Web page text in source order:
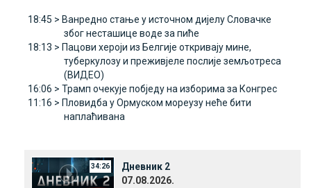
18:45 > Ванредно стање у источном дијелу Словачке
због несташице воде за пиће
18:13 > Пацови хероји из Белгије откривају мине,
туберкулозу и преживјеле послије земљотреса
(ВИДЕО)
16:06 > Трамп очекује побједу на изборима за Конгрес
11:16 > Пловидба у Ормуском мореузу неће бити
наплаћивана
34:26
Дневник 2
07.08.2026.